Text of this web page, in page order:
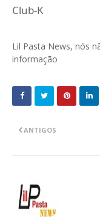
Club-K
Lil Pasta News, nós
informação
ANTIGOS